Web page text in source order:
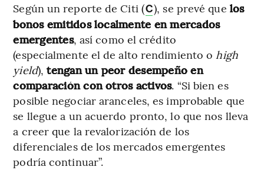
Según un reporte de Citi (C), se prevé que los
bonos emitidos localmente en mercados
emergentes, así como el crédito
(especialmente el de alto rendimiento ohigh
yield), tengan un peor desempeño en
comparación con otros activos. “Si bien es
posible negociar aranceles, es improbable que
se llegue a un acuerdo pronto, lo que nos lleva
a creer que la revalorización de los
diferenciales de los mercados emergentes
podría continuar”.